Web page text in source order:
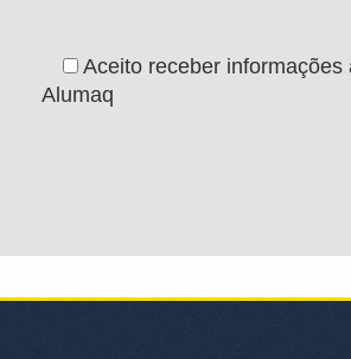
Aceito receber informações
Alumaq